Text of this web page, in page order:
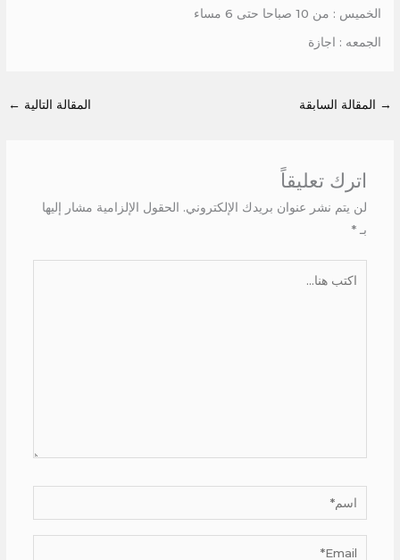
الخميس : من 10 صباحا حتى 6 مساء
الجمعه : اجازة
→ المقالة السابقة المقالة التالية ←
اترك تعليقاً
لن يتم نشر عنوان بريدك الإلكتروني. الحقول الإلزامية مشار إليها
بـ *
اسم*
Email*